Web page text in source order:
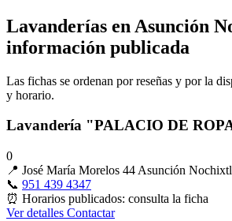
Lavanderías en Asunción
información publicada
Las fichas se ordenan por reseñas y por la
y horario.
Lavandería "PALACIO DE
0
📍 José María Morelos 44 Asunción
📞 951 439 4347
⏰ Horarios publicados: consulta la ficha
Ver detalles Contactar